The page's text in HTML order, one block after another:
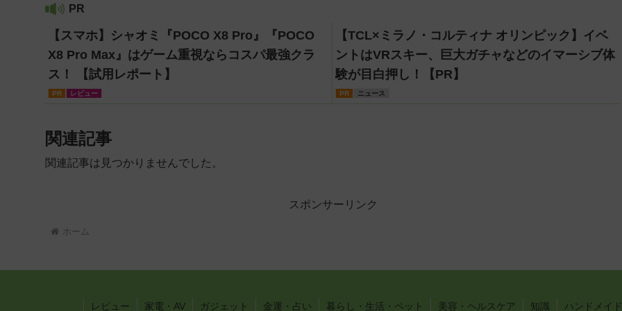
PR
【スマホ】シャオミ『POCO X8 Pro』『POCO
X8 Pro Max』はゲーム重視ならコスパ最強クラ
ス！ 【試用レポート】
PR レビュー
【TCL×ミラノ・コルティナ オリンピック】イベ
ントはVRスキー、巨大ガチャなどのイマーシブ体
験が目白押し！【PR】
PR ニュース
関連記事
関連記事は見つかりませんでした。
スポンサーリンク
ホーム
レビュー 家電・AV ガジェット 金運・占い 暮らし・生活・ペット 美容・ヘルスケア 知識 ハンドメイ